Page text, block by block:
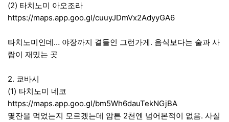
(2) 타치노미 아오조라
https://maps.app.goo.gl/cuuyJDmVx2AdyyGA6
타치노미인데… 야장까지 곁들인 그런가게. 음식보다는 술과 사
람이 재밌는 곳
2. 쿄바시
(1) 타치노미 네코
https://maps.app.goo.gl/bm5Wh6dauTekNGjBA
몇잔을 먹었는지 모르겠는데 암튼 2천엔 넘어본적이 없음. 사실